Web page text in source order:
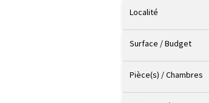
Localité
Surface / Budget
Pièce(s) / Chambres